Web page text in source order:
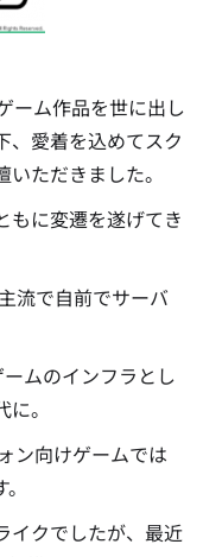
ーム作品を世に出し
、愛着を込めてスク
ただきました。
もに変遷を遂げてき
流で自前でサーバ
ムのインフラとし
。
ン向けゲームでは
イクでしたが、最近